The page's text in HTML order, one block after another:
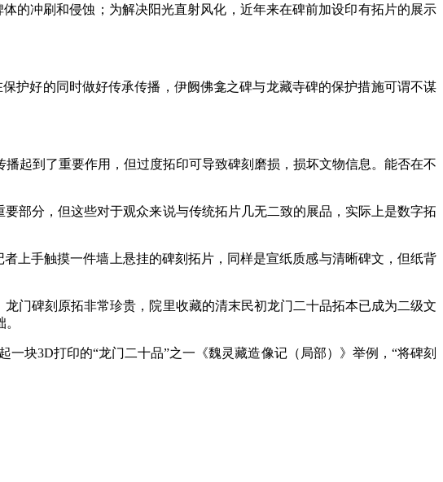
的冲刷和侵蚀；为解决阳光直射风化，近年来在碑前加设印有拓片的展示
好的同时做好传承传播，伊阙佛龛之碑与龙藏寺碑的保护措施可谓不谋
到了重要作用，但过度拓印可导致碑刻磨损，损坏文物信息。能否在不
分，但这些对于观众来说与传统拓片几无二致的展品，实际上是数字拓
手触摸一件墙上悬挂的碑刻拓片，同样是宣纸质感与清晰碑文，但纸背
碑刻原拓非常珍贵，院里收藏的清末民初龙门二十品拓本已成为二级文
3D打印的“龙门二十品”之一《魏灵藏造像记（局部）》举例，“将碑刻